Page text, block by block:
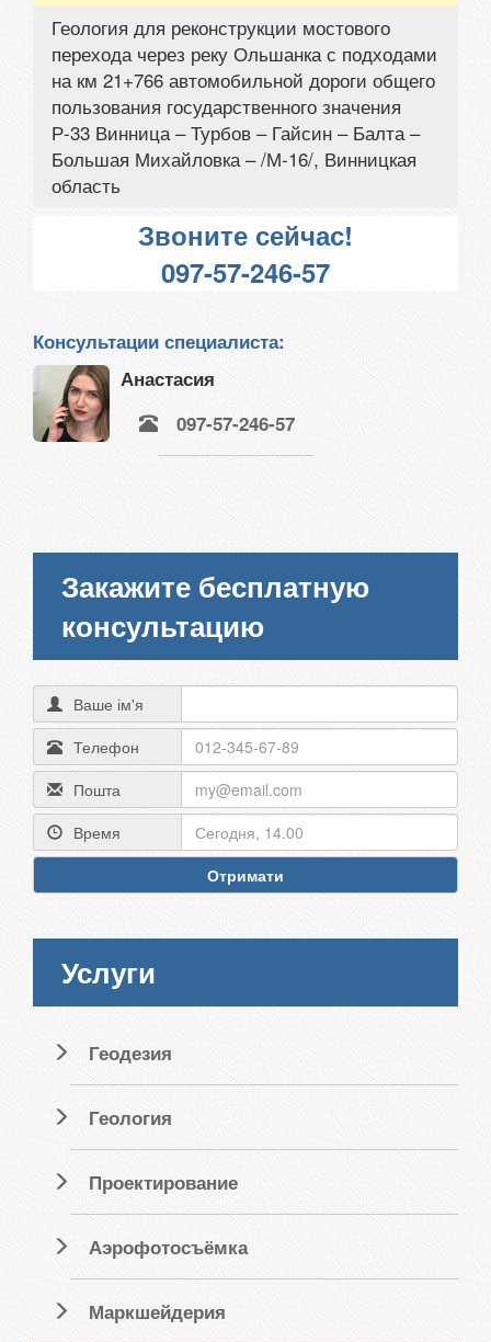
Геология для реконструкции мостового
перехода через реку Ольшанка с подходами
на км 21+766 автомобильной дороги общего
пользования государственного значения
Р-33 Винница – Турбов – Гайсин – Балта –
Большая Михайловка – /М-16/, Винницкая
область
Звоните сейчас!
097-57-246-57
Консультации специалиста:
Анастасия
097-57-246-57
Закажите бесплатную
консультацию
Ваше ім'я
Телефон
Пошта
Время
Отримати
Услуги
Геодезия
Геология
Проектирование
Аэрофотосъёмка
Маркшейдерия